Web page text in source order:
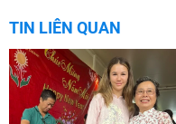
TIN LIÊN QUAN